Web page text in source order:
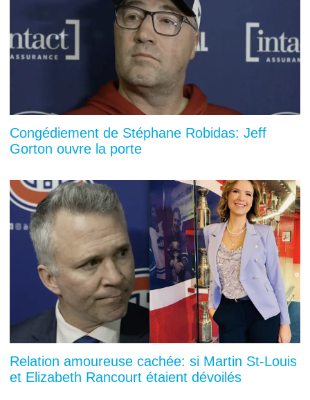
Congédiement de Stéphane Robidas: Jeff
Gorton ouvre la porte
Relation amoureuse cachée: si Martin St-Louis
et Elizabeth Rancourt étaient dévoilés